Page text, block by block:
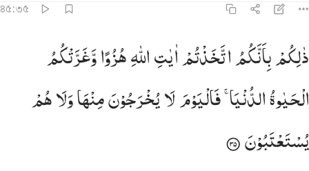
৪৫:৩৫
ذالكم بانكم اتخذتم ايات الله هزوا وغرتكم الحياة الدنيا فاليوم لا
ذَٰلِكُم بِأَنَّكُمُ ٱتَّخَذْتُمْ ءَايَـٰتِ ٱللَّهِ هُزُوًۭا وَغَرَّتْكُمُ ٱلْحَيَوٰةُ ٱلدُّنْيَا ۚ فَٱلْيَوْمَ لَا
ذٰلِكُمْبِاَنَّكُمُاتَّخَذْتُمْاٰیٰتِاللّٰهِهُزُوًاوَّغَرَّتْكُمُ
الْحَیٰوةُالدُّنْیَا ۚ فَالْیَوْمَلَایُخْرَجُوْنَمِنْهَاوَلَاهُمْ
یُسْتَعْتَبُوْنَ